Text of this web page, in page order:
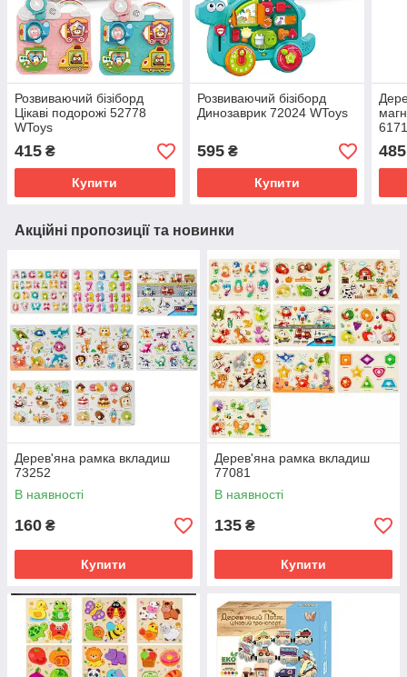
Розвиваючий бізіборд
Цікаві подорожі 52778
WToys
415 ₴
Купити
Розвиваючий бізіборд
Динозаврик 72024 WToys
595₴
Купити
485
Акційні пропозиції та новинки
Дерев'яна рамка вкладиш
73252
В наявності
160 ₴
Купити
Дерев'яна рамка вкладиш
77081
В наявності
135 ₴
Купити